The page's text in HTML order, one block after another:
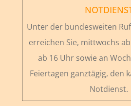
Unter der bundesweiten
erreichen Sie, mittwochs
ab 16 Uhr sowie an
Feiertagen ganztägig, den
Notdienst.